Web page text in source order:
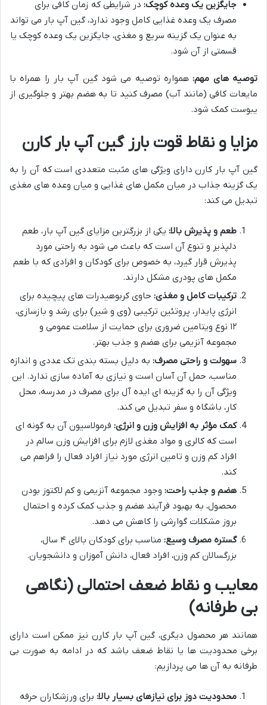
جایگزین یک وعده کوچک: در شرایطی که زمان کافی برای
مصرف یک وعده غذایی کامل وجود ندارد، گین آپ بار می تواند
به عنوان یک گزینه سریع و مغذی، جایگزین یک وعده کوچک یا
قسمتی از آن شود.
توصیه های مهم:همواره توصیه می شود گین آپ بار را همراه با
مایعات کافی (مانند آب) مصرف کنید تا به هضم بهتر و جلوگیری از
یبوست کمک شود.
مزایا و نقاط قوت بارز گین آپ بار کارن
گین آپ بار کارن دارای ویژگی های مثبت متعددی است که آن را به
یک گزینه جذاب در میان مکمل های غذایی و میان وعده های مغذی
تبدیل می کند:
طعم و پذیرش بالا: یکی از بزرگترین مزایای گین آپ بار، طعم
دلپذیر و تنوع آن است که باعث می شود به راحتی مورد
پذیرش قرار گیرد، به خصوص برای کودکان و افرادی که با طعم
مکمل های پودری مشکل دارند.
ترکیبات کامل و مغذی: حاوی کربوهیدرات های پیچیده برای
انرژی پایدار، پروتئین ترکیبی (وی و شیر) برای رشد و بازسازی،
۱۲ نوع ویتامین ضروری برای حمایت از سلامت عمومی و
مجموعه آنزیمی برای هضم و جذب بهتر.
سهولت و راحتی مصرف: به دلیل بسته بندی تک عددی و اندازه
مناسب، حمل آن آسان است و نیازی به آماده سازی ندارد. این
ویژگی آن را به گزینه ای ایده آل برای مصرف در مدرسه، محل
کار، باشگاه و سفر تبدیل می کند.
کمک مؤثر به افزایش وزن و انرژی: فرمولاسیون آن به گونه ای
است که کالری و مواد مغذی لازم برای افزایش وزن سالم در
افراد کم وزن و تامین انرژی مورد نیاز افراد فعال را فراهم می
کند.
هضم و جذب راحت: وجود مجموعه آنزیمی و کم لاکتوز بودن
محصول، به بهبود فرآیند هضم و جذب کمک کرده و احتمال
بروز مشکلات گوارشی را کاهش می دهد.
گستره مصرف وسیع:
مناسب برای کودکان بالای ۴ سال،
بزرگسالان کم وزن، افراد فعال، دانش آموزان و دانشجویان.
معایب و نقاط ضعف احتمالی (نگاهی
بی طرفانه)
همانند هر محصول دیگری، گین آپ بار کارن نیز ممکن است دارای
برخی محدودیت ها یا نقاط ضعف باشد که در ادامه به صورت بی
طرفانه به آن ها می پردازیم:
محدودیت دوز برای نیازهای بسیار بالا: برای ورزشکاران حرفه